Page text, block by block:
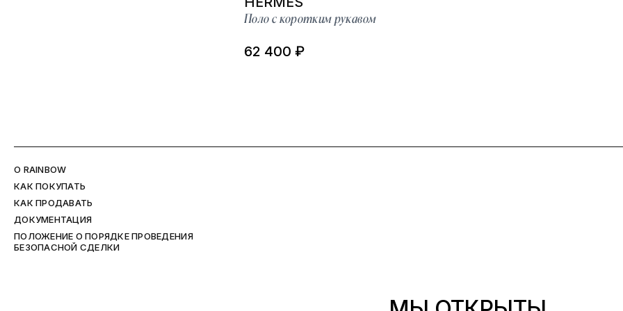
Поло с коротким рукавом
62 400 ₽
O RAINBOW
КАК ПОКУПАТЬ
КАК ПРОДАВАТЬ
ДОКУМЕНТАЦИЯ
ПОЛОЖЕНИЕ О ПОРЯДКЕ ПРОВЕДЕНИЯ
БЕЗОПАСНОЙ СДЕЛКИ